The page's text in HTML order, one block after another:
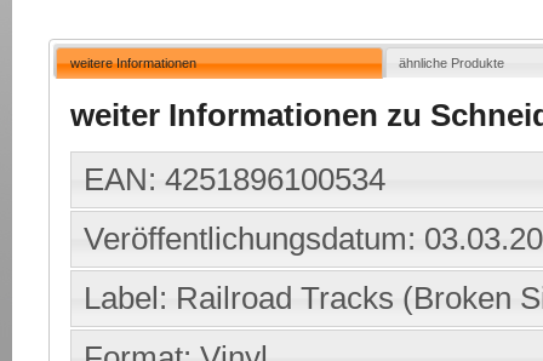
weitere Informationen ähnliche Produkte
weiter Informationen zu
EAN: 4251896100534
Veröffentlichungsdatum:
Label: Railroad Tracks (Broken